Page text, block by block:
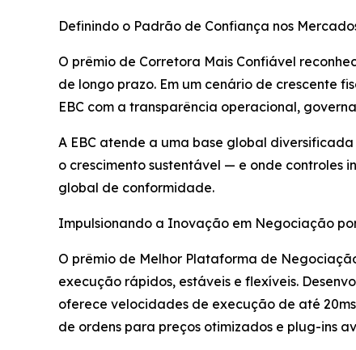
Definindo o Padrão de Confiança nos
O prêmio de Corretora Mais Confiável
de longo prazo. Em um cenário de crescente
EBC com a transparência operacional,
A EBC atende a uma base global
o crescimento sustentável — e onde controles
global de conformidade.
Impulsionando a Inovação em Negociação
O prêmio de Melhor Plataforma de
execução rápidos, estáveis e flexíveis.
oferece velocidades de execução de até
de ordens para preços otimizados e plug-ins